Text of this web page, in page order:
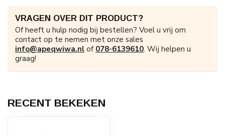
VRAGEN OVER DIT PRODUCT?
Of heeft u hulp nodig bij bestellen? Voel u vrij om
contact op te nemen met onze sales
info@apeqwiwa.nl of 078-6139610. Wij helpen u
graag!
RECENT BEKEKEN